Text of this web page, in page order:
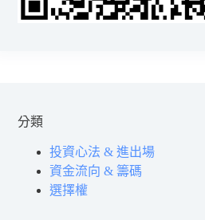
分類
投資心法 & 進出場
資金流向 & 籌碼
選擇權